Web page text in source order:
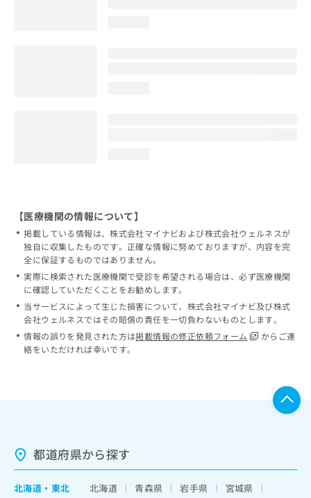
【医療機関の情報について】
掲載している情報は、株式会社マイナビおよび株式会社ウェルネスが
独自に収集したものです。正確な情報に努めておりますが、内容を完
全に保証するものではありません。
実際に検索された医療機関で受診を希望される場合は、必ず医療機関
に確認していただくことをお勧めします。
当サービスによって生じた損害について、株式会社マイナビ及び株式
会社ウェルネスではその賠償の責任を一切負わないものとします。
情報の誤りを発見された方は掲載情報の修正依頼フォーム
からご連
絡をいただければ幸いです。
都道府県から探す
北海道 ・ 東北 北海道 青森県 岩手県
宮城県